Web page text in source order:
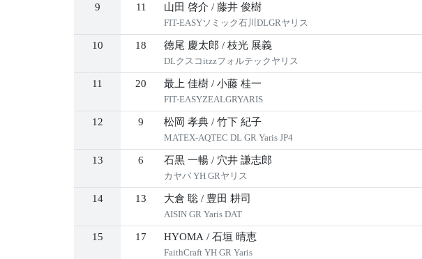
9 11 山田 啓介 / 藤井 俊樹
FIT-EASYソミック石川DLGRヤリス
10 18 徳尾 慶太郎 / 枝光 展義
DLクスコitzzフォルテックヤリス
11 20 最上 佳樹 / 小藤 桂一
FIT-EASYZEALGRYARIS
12 9 松岡 孝典 / 竹下 紀子
MATEX-AQTEC DL GR Yaris JP4
13 6 石黒 一暢 / 穴井 謙志郎
カヤバ YH GRヤリス
14 13 大倉 聡 / 豊田 耕司
AISIN GR Yaris DAT
15 17 HYOMA / 石垣 晴恵
FaithCraft YH GR Yaris